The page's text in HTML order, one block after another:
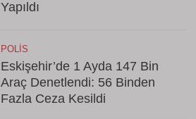
Yapıldı
POLIS
Eskişehir’de 1 Ayda 147 Bin
Araç Denetlendi: 56 Binden
Fazla Ceza Kesildi